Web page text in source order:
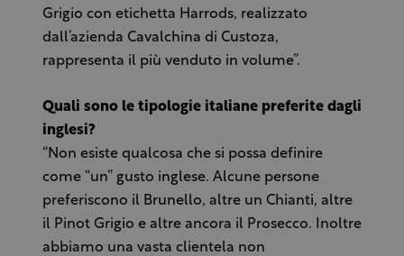
Grigio con etichetta Harrods, realizzato
dall’azienda Cavalchina di Custoza,
rappresenta il più venduto in volume”.
Quali sono le tipologie italiane preferite dagli
inglesi?
“Non esiste qualcosa che si possa definire
come “un” gusto inglese. Alcune persone
preferiscono il Brunello, altre un Chianti, altre
il Pinot Grigio e altre ancora il Prosecco. Inoltre
abbiamo una vasta clientela non